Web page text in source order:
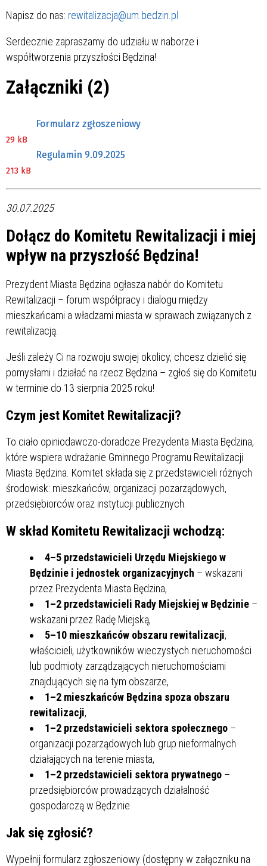
Napisz do nas: rewitalizacja@um.bedzin.pl
Serdecznie zapraszamy do udziału w naborze i
współtworzenia przyszłości Będzina!
Załączniki (2)
Formularz zgłoszeniowy
29 kB
Regulamin 9.09.2025
213 kB
30.07.2025
Dołącz do Komitetu Rewitalizacji i miej
wpływ na przyszłość Będzina!
Prezydent Miasta Będzina ogłasza nabór do Komitetu
Rewitalizacji – forum współpracy i dialogu między
mieszkańcami a władzami miasta w sprawach związanych z
rewitalizacją.
Jeśli zależy Ci na rozwoju swojej okolicy, chcesz dzielić się
pomysłami i działać na rzecz Będzina – zgłoś się do Komitetu
w terminie do 13 sierpnia 2025 roku!
Czym jest Komitet Rewitalizacji?
To ciało opiniodawczo-doradcze Prezydenta Miasta Będzina,
które wspiera wdrażanie Gminnego Programu Rewitalizacji
Miasta Będzina. Komitet składa się z przedstawicieli różnych
środowisk: mieszkańców, organizacji pozarządowych,
przedsiębiorców oraz instytucji publicznych.
W skład Komitetu Rewitalizacji wchodzą:
4–5 przedstawicieli Urzędu Miejskiego w
Będzinie i jednostek organizacyjnych – wskazani
przez Prezydenta Miasta Będzina,
1–2 przedstawicieli Rady Miejskiej w Będzinie –
wskazani przez Radę Miejską,
5–10 mieszkańców obszaru rewitalizacji,
właścicieli, użytkowników wieczystych nieruchomości
lub podmioty zarządzających nieruchomościami
znajdujących się na tym obszarze,
1–2 mieszkańców Będzina spoza obszaru
rewitalizacji,
1–2 przedstawicieli sektora społecznego –
organizacji pozarządowych lub grup nieformalnych
działających na terenie miasta,
1–2 przedstawicieli sektora prywatnego –
przedsiębiorców prowadzących działalność
gospodarczą w Będzinie.
Jak się zgłosić?
Wypełnij formularz zgłoszeniowy (dostępny w załączniku na